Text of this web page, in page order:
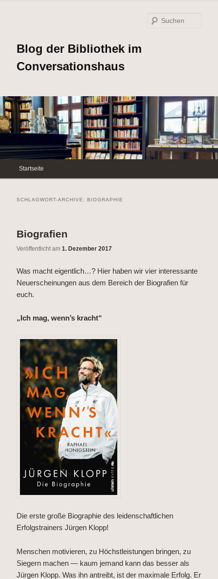
Blog der Bibliothek im
Conversationshaus
Hauptmenü
Zum
Zum
Startseite
SCHLAGWORT-ARCHIVE:BIOGRAPHIE
Biografien
Veröffentlicht am1. Dezember 2017
Was macht eigentlich…? Hier haben wir vier interessante
Neuerscheinungen aus dem Bereich der Biografien für
euch.
„Ich mag, wenn’s kracht“
Die erste große Biographie des leidenschaftlichen
Erfolgstrainers Jürgen Klopp!
Menschen motivieren, zu Höchstleistungen bringen, zu
Siegern machen — kaum jemand kann das besser als
Jürgen Klopp. Was ihn antreibt, ist der maximale Erfolg. Er